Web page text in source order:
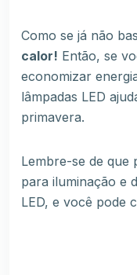
Como se já não
calor! Então, se
economizar
lâmpadas LED
primavera.
Lembre-se de que
para iluminação e
LED, e você pode